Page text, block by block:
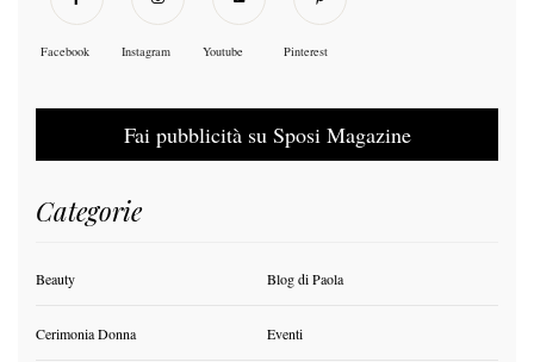
Facebook Instagram Youtube Pinterest
Fai pubblicità su Sposi Magazine
Categorie
Beauty Blog di Paola
Cerimonia Donna Eventi